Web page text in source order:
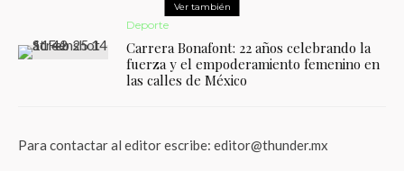
Ver también
Deporte
Carrera Bonafont: 22 años celebrando la
fuerza y el empoderamiento femenino en
las calles de México
Para contactar al editor escribe: editor@thunder.mx